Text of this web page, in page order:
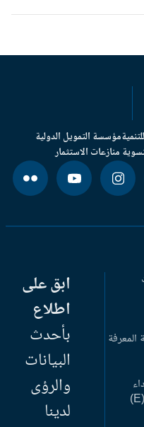
مؤسسة التمويل الدولية
منازعات الاستثمار
ابق على
اطلاع
بأحدث
البيانات
والرؤى
لدينا